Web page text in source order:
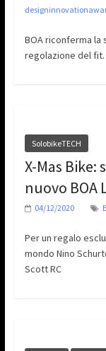
BOA riconferma la
regolazione del
SolobikeTECH
X-Mas Bike:
nuovo BOA
04/12/2020
Per un regalo
mondo Nino
Scott RC